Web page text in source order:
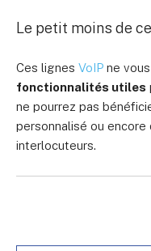
Le petit moins de
Ces lignes VoIP ne
fonctionnalités utiles
ne pourrez pas
personnalisé ou
interlocuteurs.